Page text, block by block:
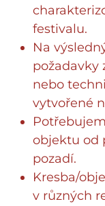
festivalu.
Na
požadavky
nebo
vytvořené
objektu od
pozadí.
Kresba/
v různých